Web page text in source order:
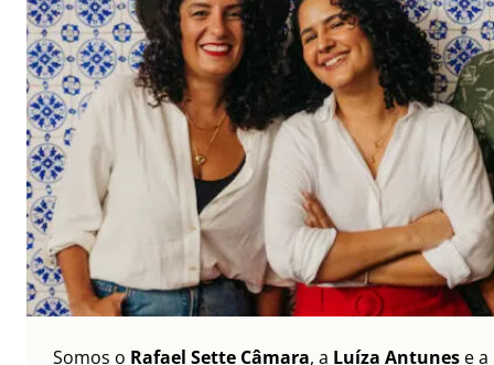
Somos o Rafael Sette Câmara, a Luíza Antunes e a